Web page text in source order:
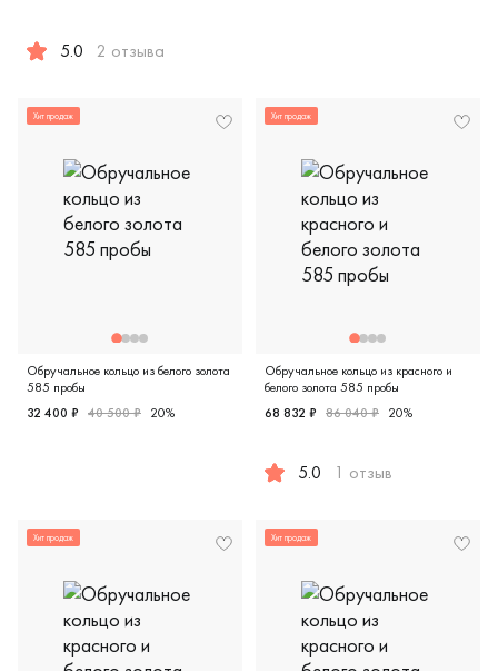
5.0 2 отзыва
Хит продаж
Обручальное кольцо из белого золота
585 пробы
Женские, мужские, парные, белое золото 585 пробы,
32 400 ₽ 40 500 ₽ 20%
Хит продаж
Обручальное кольцо из красного и
белого золота 585 пробы
68 832 ₽ 86 040 ₽ 20%
5.0 1 отзыв
Хит продаж Хит продаж